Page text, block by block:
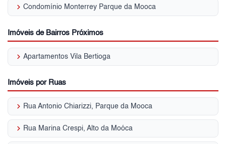
keyboard_arrow_right Condomínio Monterrey Parque da Mooca
Imóveis de Bairros Próximos
keyboard_arrow_right Apartamentos Vila Bertioga
Imóveis por Ruas
keyboard_arrow_right Rua Antonio Chiarizzi, Parque da Mooca
keyboard_arrow_right Rua Marina Crespi, Alto da Moóca